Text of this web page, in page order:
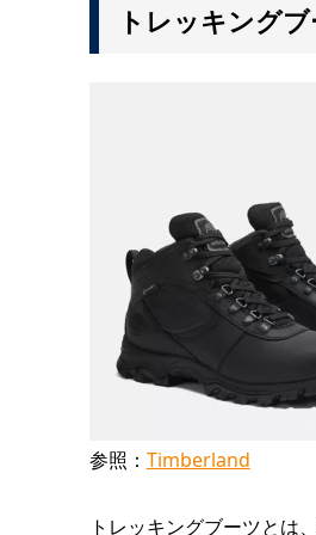
トレッキング
参照： Timberland
トレッキングブーツとは